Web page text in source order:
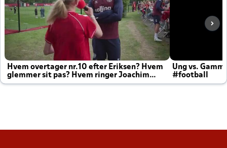
Hvem overtager nr.10 efter Eriksen? Hvem
glemmer sit pas? Hvem ringer Joachim
altid til efter kampe?
Ung vs.
#football